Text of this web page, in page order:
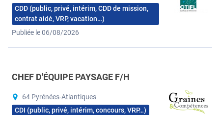
CDD (public, privé, intérim, CDD de mission,
contrat aidé, VRP, vacation…)
Publiée le 06/08/2026
CHEF D'ÉQUIPE PAYSAGE F/H
64 Pyrénées-Atlantiques
CDI (public, privé, intérim, concours, VRP…)